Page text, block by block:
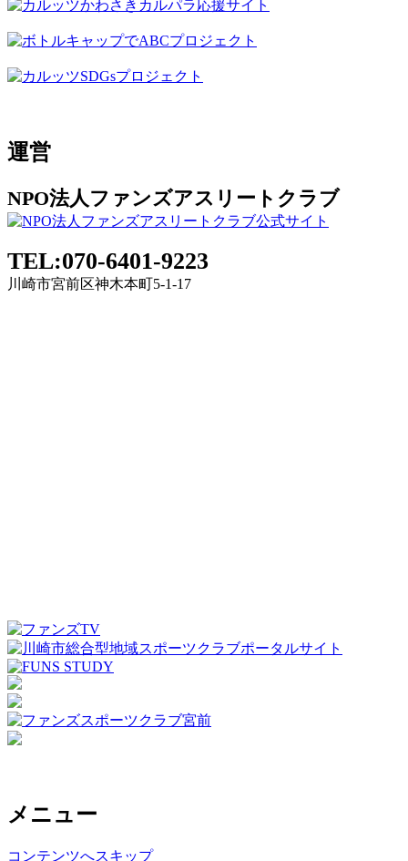
運営
NPO法人ファンズアスリートクラブ
TEL:070-6401-9223
川崎市宮前区神木本町5-1-17
メニュー
コンテンツへスキップ